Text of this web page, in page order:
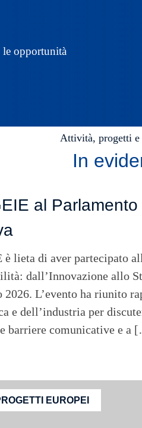
le opportunità
Attività, progetti
In
al
è lieta di aver partecipato
dall’Innovazione allo
L’evento ha riunito
e dell’industria per
barriere comunicative e a
EUROPEI